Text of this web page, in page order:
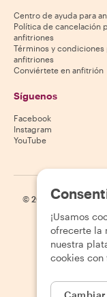
Centro de ayuda para
Política de cancelación
anfitriones
Términos y condiciones
anfitriones
Conviértete en anfitrión
Síguenos
Facebook
Instagram
YouTube
© 2026
¡Usamos
ofrecerte la
nuestra
cookies